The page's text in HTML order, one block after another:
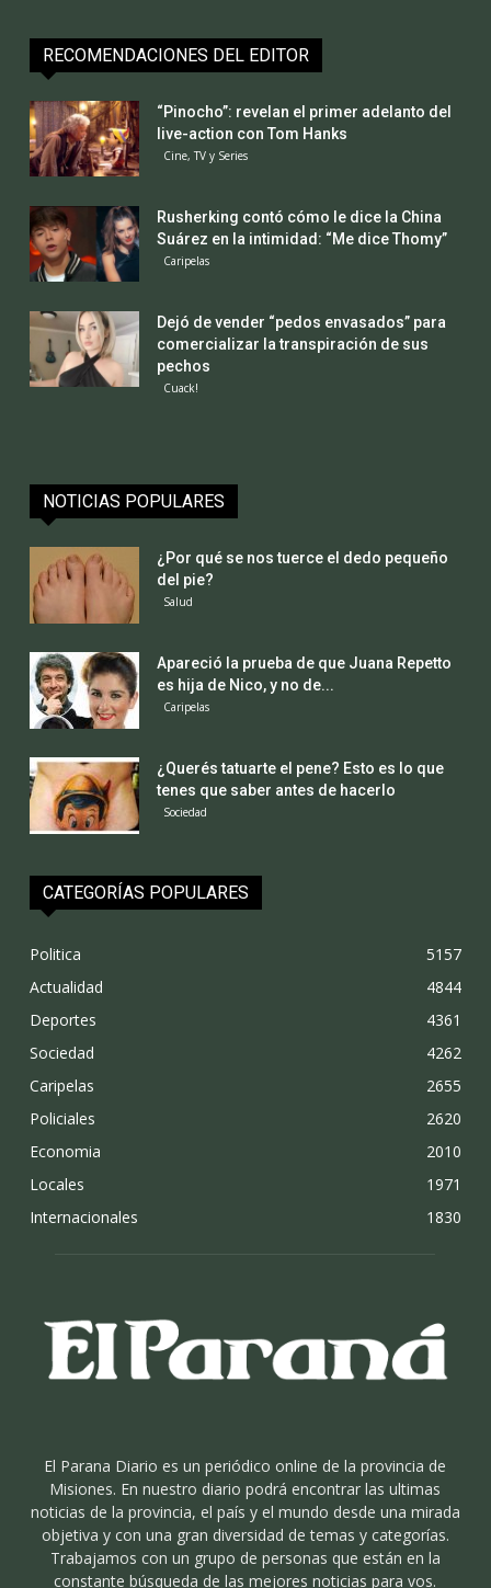
RECOMENDACIONES DEL EDITOR
“Pinocho”: revelan el primer adelanto del
live-action con Tom Hanks
Cine, TV y Series
Rusherking contó cómo le dice la China
Suárez en la intimidad: “Me dice Thomy”
Caripelas
Dejó de vender “pedos envasados” para
comercializar la transpiración de sus
pechos
Cuack!
NOTICIAS POPULARES
¿Por qué se nos tuerce el dedo pequeño
del pie?
Salud
Apareció la prueba de que Juana Repetto
es hija de Nico, y no de...
Caripelas
¿Querés tatuarte el pene? Esto es lo que
tenes que saber antes de hacerlo
Sociedad
CATEGORÍAS POPULARES
Politica
5157
Actualidad
4844
Deportes
4361
Sociedad
4262
Caripelas
2655
Policiales
2620
Economia
2010
Locales
1971
Internacionales
1830
El Parana Diario es un periódico online de la provincia de
Misiones. En nuestro diario podrá encontrar las ultimas
noticias de la provincia, el país y el mundo desde una mirada
objetiva y con una gran diversidad de temas y categorías.
Trabajamos con un grupo de personas que están en la
constante búsqueda de las mejores noticias para vos.